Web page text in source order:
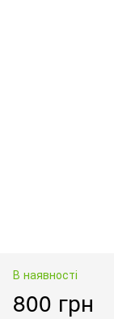
В наявності
800 грн